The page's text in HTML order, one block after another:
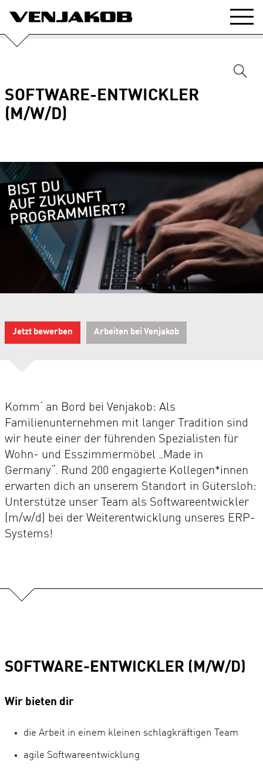
SOFTWARE-ENTWICKLER
(M/W/D)
Jetzt bewerben Arbeiten bei Venjakob
Komm‘ an Bord bei Venjakob: Als
Familienunternehmen mit langer Tradition sind
wir heute einer der führenden Spezialisten für
Wohn- und Esszimmermöbel „Made in
Germany“. Rund 200 engagierte Kollegen*innen
erwarten dich an unserem Standort in Gütersloh:
Unterstütze unser Team als Softwareentwickler
(m/w/d) bei der Weiterentwicklung unseres ERP-
Systems!
SOFTWARE-ENTWICKLER (M/W/D)
Wir bieten dir
die Arbeit in einem kleinen schlagkräftigen Team
agile Softwareentwicklung